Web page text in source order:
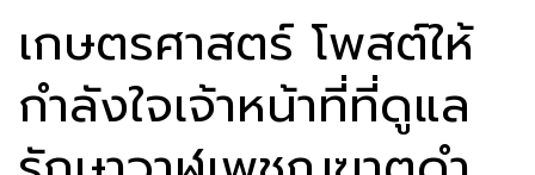
เกษตรศาสตร์ โพสต์ให้
กำลังใจเจ้าหน้าที่ที่ดูแล